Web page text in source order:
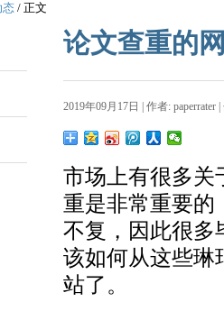
态 / 正文
论文查重的
2019年09月17日 | 作者: paperrater
市场上有很多关
重是非常重要的
不复，因此很多
该如何从这些琳
站了。